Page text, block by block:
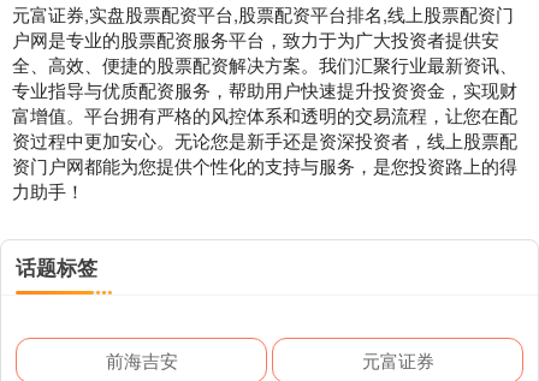
元富证券,实盘股票配资平台,股票配资平台排名,线上股票配资门
户网是专业的股票配资服务平台，致力于为广大投资者提供安
全、高效、便捷的股票配资解决方案。我们汇聚行业最新资讯、
专业指导与优质配资服务，帮助用户快速提升投资资金，实现财
富增值。平台拥有严格的风控体系和透明的交易流程，让您在配
资过程中更加安心。无论您是新手还是资深投资者，线上股票配
资门户网都能为您提供个性化的支持与服务，是您投资路上的得
力助手！
话题标签
前海吉安 元富证券